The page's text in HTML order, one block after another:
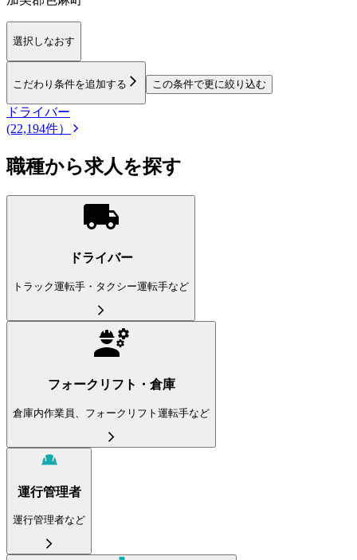
選択しなおす
こだわり条件を追加する この条件で更に絞り込む
ドライバー
(22,194件）
職種から求人を探す
ドライバー
トラック運転手・タクシー運転手など
フォークリフト・倉庫
倉庫内作業員、フォークリフト運転手など
運行管理者
運行管理者など